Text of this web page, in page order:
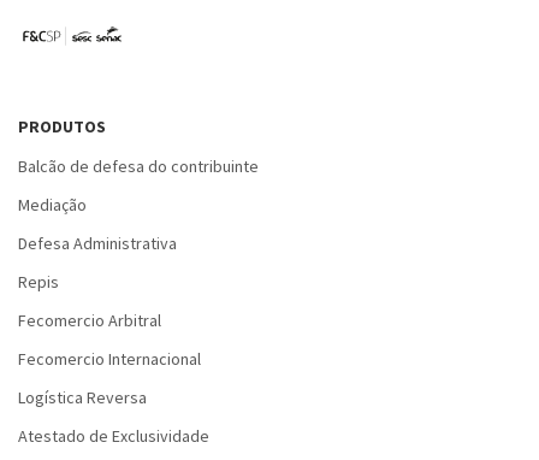
PRODUTOS
Balcão de defesa do contribuinte
Mediação
Defesa Administrativa
Repis
Fecomercio Arbitral
Fecomercio Internacional
Logística Reversa
Atestado de Exclusividade